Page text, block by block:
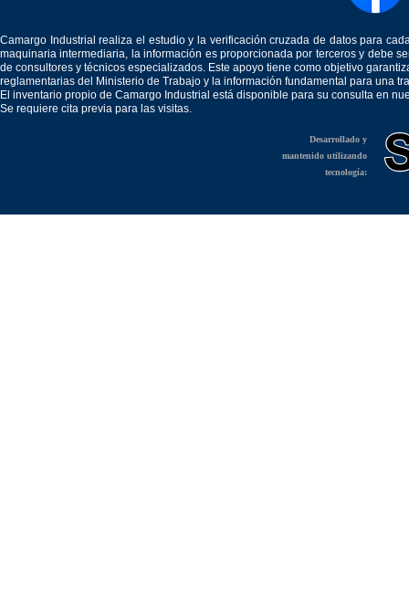
Camargo Industrial realiza el estudio y la verificación cruzada de datos para
maquinaria intermediaria, la información es proporcionada por terceros y debe
de consultores y técnicos especializados. Este apoyo tiene como objetivo
reglamentarias del Ministerio de Trabajo y la información fundamental para una
El inventario propio de Camargo Industrial está disponible para su consulta en
Se requiere cita previa para las visitas.
Desarrollado y
mantenido utilizando
tecnología: